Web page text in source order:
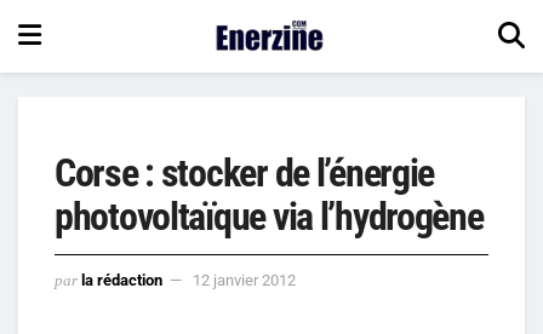
Corse : stocker de l’énergie
photovoltaïque via l’hydrogène
par la rédaction 12 janvier 2012